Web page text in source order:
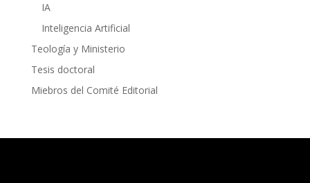
IA
Inteligencia Artificial
Teología y Ministerio
Tesis doctoral
Miebros del Comité Editorial